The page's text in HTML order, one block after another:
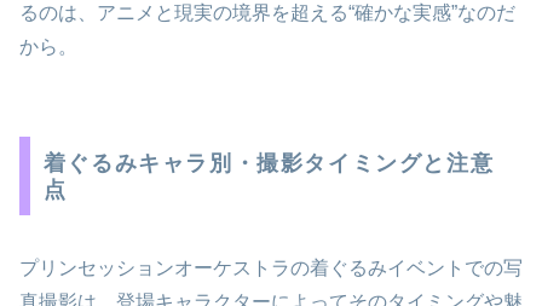
るのは、アニメと現実の境界を超える“確かな実感”なのだ
から。
着ぐるみキャラ別・撮影タイミングと注意
点
プリンセッションオーケストラの着ぐるみイベントでの写
真撮影は、登場キャラクターによってそのタイミングや魅